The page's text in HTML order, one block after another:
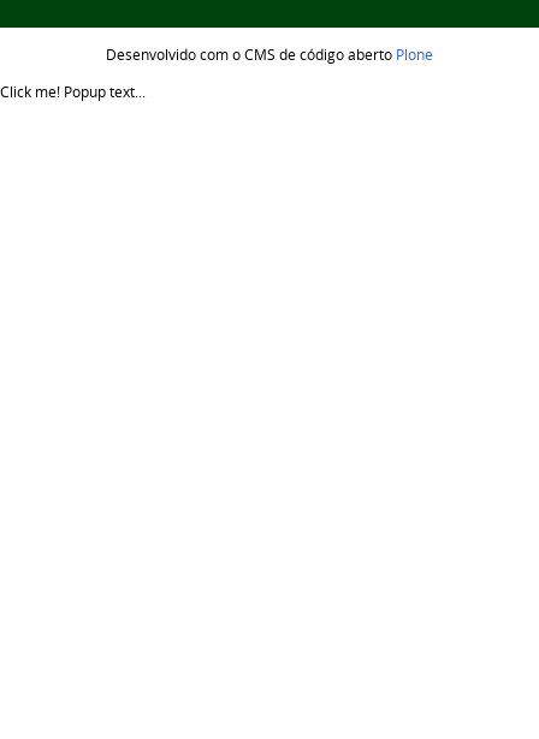
Desenvolvido com o CMS de código aberto Plone
Click me! Popup text...